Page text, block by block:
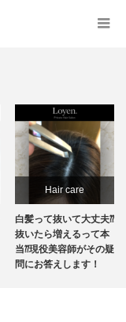
Hair care
白髪って抜いて大丈夫⁇
抜いたら増えるって本
当⁇現役美容師がその疑
問にお答えします！